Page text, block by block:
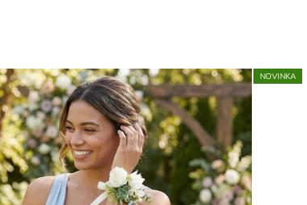
NOVINKA